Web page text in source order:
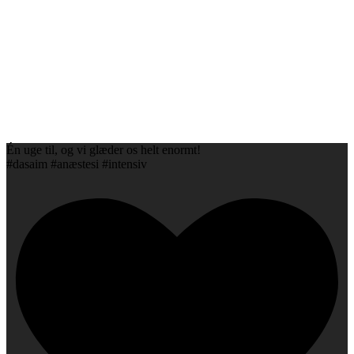
Én uge til, og vi glæder os helt enormt!
#dasaim #anæstesi #intensiv